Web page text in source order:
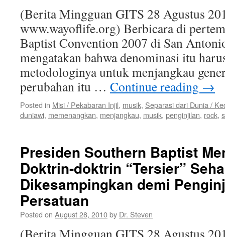
(Berita Mingguan GITS 28 Agustus
www.wayoflife.org) Berbicara di
Baptist Convention 2007 di San
mengatakan bahwa denominasi itu
metodologinya untuk menjangkau
perubahan itu … Continue reading →
Posted in Misi / Pekabaran Injil, musik, Separasi dari Dunia /
duniawi, memenangkan, menjangkau, musik, penginjilan, rock,
Presiden Southern Baptist
Doktrin-doktrin “Tersier”
Dikesampingkan demi
Persatuan
Posted on August 28, 2010by Dr. Steven
(Berita Mingguan GITS 28 Agustus